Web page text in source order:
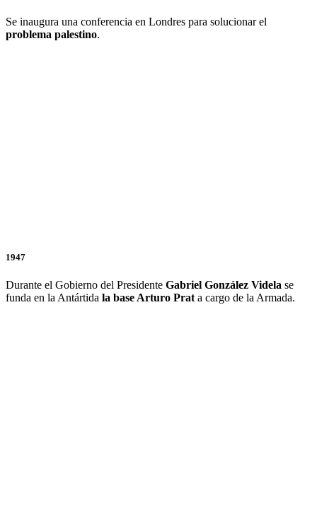
Se inaugura una conferencia en Londres para solucionar el
problema palestino.
1947
Durante el Gobierno del Presidente Gabriel González Videla se
funda en la Antártida la base Arturo Prat a cargo de la Armada.